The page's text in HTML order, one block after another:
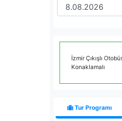
İzmir Çıkışlı
Konaklamalı
Tur Programı